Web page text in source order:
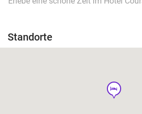
Standorte
hotel